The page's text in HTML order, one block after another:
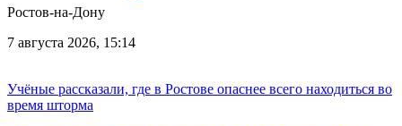
Ростов-на-Дону
7 августа 2026, 15:14
Учёные рассказали, где в Ростове опаснее всего находиться во
время шторма